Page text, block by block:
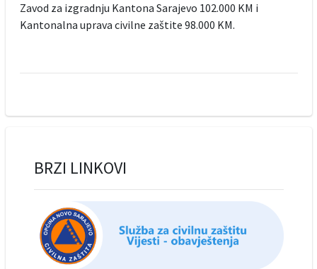
Zavod za izgradnju Kantona Sarajevo 102.000 KM i
Kantonalna uprava civilne zaštite 98.000 KM.
BRZI LINKOVI